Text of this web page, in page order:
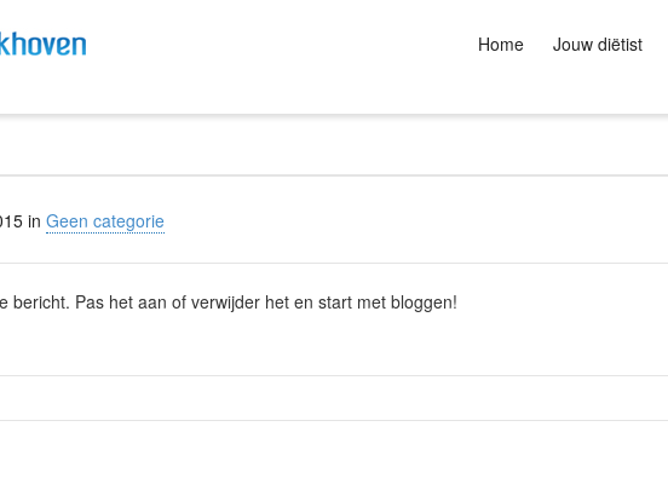
Home Jouw diëtist
in Geen categorie
bericht. Pas het aan of verwijder het en start met bloggen!